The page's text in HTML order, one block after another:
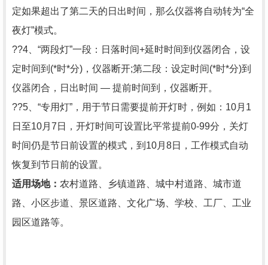
定如果超出了第二天的日出时间，那么仪器将自动转为“全
夜灯”模式。
??4、“两段灯”一段：日落时间+延时时间到仪器闭合，设
定时间到(*时*分)，仪器断开;第二段：设定时间(*时*分)到
仪器闭合，日出时间 — 提前时间到，仪器断开。
??5、“专用灯”，用于节日需要提前开灯时，例如：10月1
日至10月7日，开灯时间可设置比平常提前0-99分，关灯
时间仍是节日前设置的模式，到10月8日，工作模式自动
恢复到节日前的设置。
适用场地： 农村道路、乡镇道路、城中村道路、城市道
路、小区步道、景区道路、文化广场、学校、工厂、工业
园区道路等。